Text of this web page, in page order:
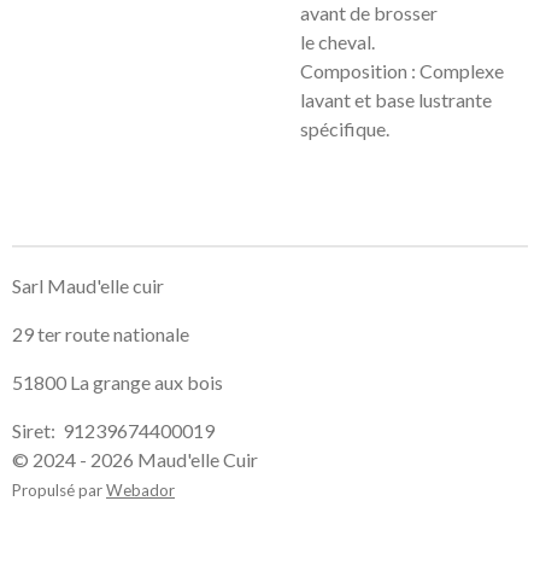
avant de brosser
le cheval.
Composition : Complexe
lavant et base lustrante
spécifique.
Sarl Maud'elle cuir
29 ter route nationale
51800 La grange aux bois
Siret: 91239674400019
© 2024 - 2026 Maud'elle Cuir
Propulsé parWebador